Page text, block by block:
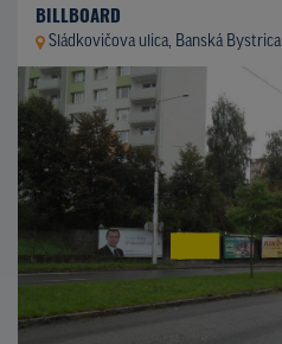
BILLBOARD
Sládkovičova ulica, Banská Bystrica